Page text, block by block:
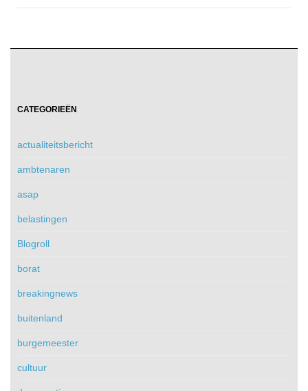
CATEGORIEËN
actualiteitsbericht
ambtenaren
asap
belastingen
Blogroll
borat
breakingnews
buitenland
burgemeester
cultuur